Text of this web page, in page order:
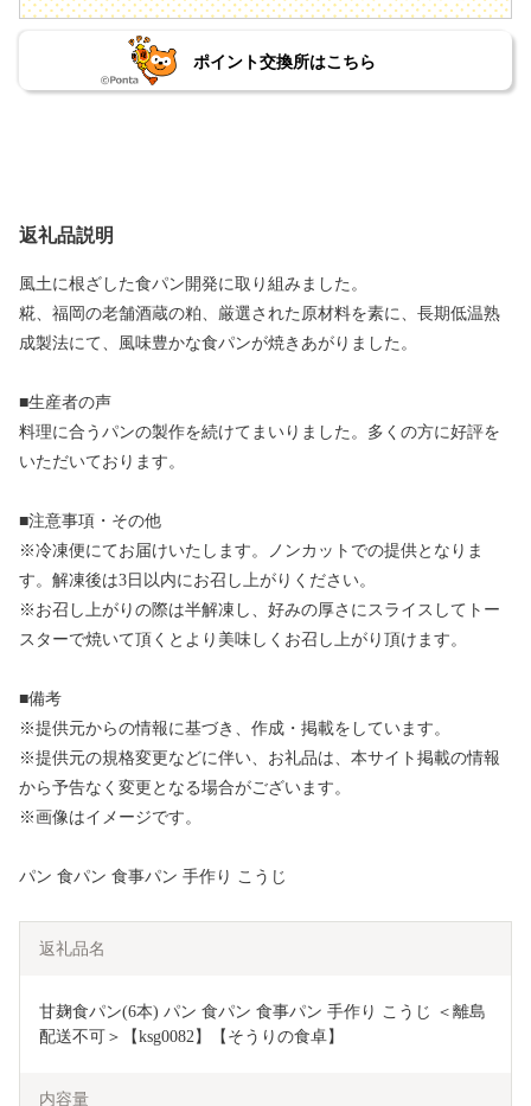
ポイント交換所はこちら
返礼品説明
風土に根ざした食パン開発に取り組みました。
糀、福岡の老舗酒蔵の粕、厳選された原材料を素に、長期低温熟
成製法にて、風味豊かな食パンが焼きあがりました。
■生産者の声
料理に合うパンの製作を続けてまいりました。多くの方に好評を
いただいております。
■注意事項・その他
※冷凍便にてお届けいたします。ノンカットでの提供となりま
す。解凍後は3日以内にお召し上がりください。
※お召し上がりの際は半解凍し、好みの厚さにスライスしてトー
スターで焼いて頂くとより美味しくお召し上がり頂けます。
■備考
※提供元からの情報に基づき、作成・掲載をしています。
※提供元の規格変更などに伴い、お礼品は、本サイト掲載の情報
から予告なく変更となる場合がございます。
※画像はイメージです。
パン 食パン 食事パン 手作り こうじ
返礼品名
甘麹食パン(6本) パン 食パン 食事パン 手作り こうじ ＜離島
配送不可＞【ksg0082】【そうりの食卓】
内容量